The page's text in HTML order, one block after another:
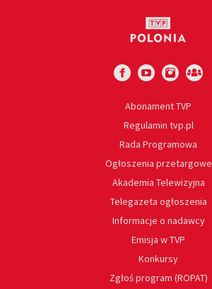
Abonament TVP
Regulamin tvp.pl
Rada Programowa
Ogłoszenia przetargowe
Akademia Telewizyjna
Telegazeta ogłoszenia
Informacje o nadawcy
Emisja w TVP
Konkursy
Zgłoś program (ROPAT)